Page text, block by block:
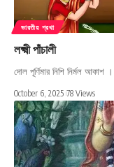
ভারতীয় প্রথা
লক্ষ্মী পাঁচালী
দোল পূর্ণিমার নিশি নির্মল
October 6, 2025 78 Views